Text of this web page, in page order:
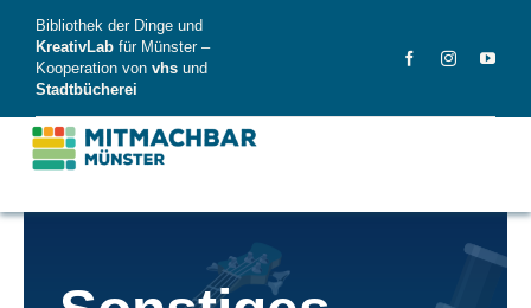
content
Bibliothek der Dinge und
KreativLab für Münster –
Kooperation von vhs und
Stadtbücherei